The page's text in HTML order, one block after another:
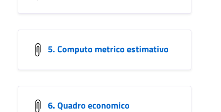
5. Computo metrico estimativo
6. Quadro economico